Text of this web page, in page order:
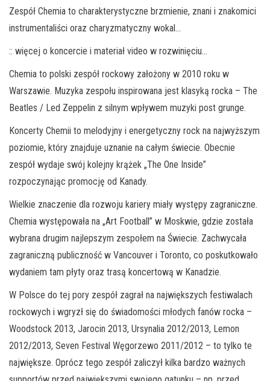
Zespół Chemia to charakterystyczne brzmienie, znani i znakomici
instrumentaliści oraz charyzmatyczny wokal…
:: więcej o koncercie i materiał video w rozwinięciu…
Chemia to polski zespół rockowy założony w 2010 roku w
Warszawie. Muzyka zespołu inspirowana jest klasyką rocka – The
Beatles / Led Zeppelin z silnym wpływem muzyki post grunge.
Koncerty Chemii to melodyjny i energetyczny rock na najwyższym
poziomie, który znajduje uznanie na całym świecie. Obecnie
zespół wydaje swój kolejny krążek „The One Inside”
rozpoczynając promocję od Kanady.
Wielkie znaczenie dla rozwoju kariery miały występy zagraniczne.
Chemia występowała na „Art Football” w Moskwie, gdzie została
wybrana drugim najlepszym zespołem na Świecie. Zachwycała
zagraniczną publiczność w Vancouver i Toronto, co poskutkowało
wydaniem tam płyty oraz trasą koncertową w Kanadzie.
W Polsce do tej pory zespół zagrał na największych festiwalach
rockowych i wgryzł się do świadomości młodych fanów rocka –
Woodstock 2013, Jarocin 2013, Ursynalia 2012/2013, Lemon
2012/2013, Seven Festival Węgorzewo 2011/2012 – to tylko te
największe. Oprócz tego zespół zaliczył kilka bardzo ważnych